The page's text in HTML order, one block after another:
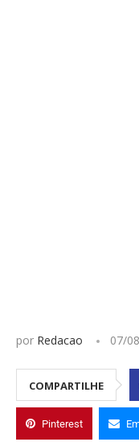
por Redacao 07/
COMPARTILHE
Pinterest